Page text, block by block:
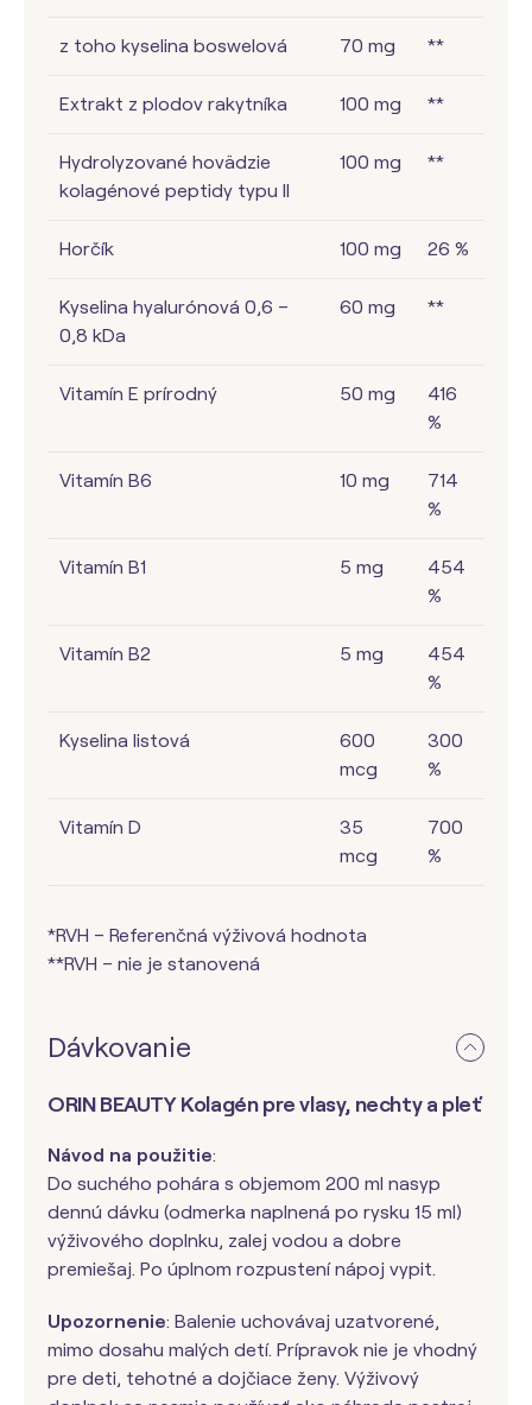
z toho kyselina boswelová 70 mg **
Extrakt z plodov rakytníka 100 mg **
Hydrolyzované hovädzie
kolagénové peptidy typu II
100 mg **
Horčík 100 mg 26 %
Kyselina hyalurónová 0,6 –
0,8 kDa
60 mg **
Vitamín E prírodný 50 mg
416
%
Vitamín B6 10 mg
714
%
Vitamín B1 5 mg
454
%
Vitamín B2 5 mg
454
%
Kyselina listová
600
mcg
300
%
Vitamín D
35
mcg
700
%
*RVH – Referenčná výživová hodnota
**RVH – nie je stanovená
Dávkovanie
ORIN BEAUTY Kolagén pre vlasy, nechty a pleť
Návod na použitie:
Do suchého pohára s objemom 200 ml nasyp
dennú dávku (odmerka naplnená po rysku 15 ml)
výživového doplnku, zalej vodou a dobre
premiešaj. Po úplnom rozpustení nápoj vypit.
Upozornenie: Balenie uchovávaj uzatvorené,
mimo dosahu malých detí. Prípravok nie je vhodný
pre deti, tehotné a dojčiace ženy. Výživový